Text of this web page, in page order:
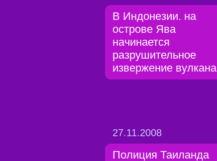
В Индонезии. на
острове Ява
начинается
разрушительное
извержение вулкана
27.11.2008
Полиция Таиланда